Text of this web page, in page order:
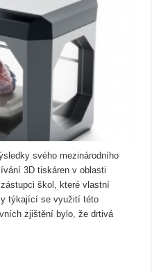
svého mezinárodního
3D tiskáren v oblasti
škol, které vlastní
týkající se využití této
zjištění bylo, že drtivá